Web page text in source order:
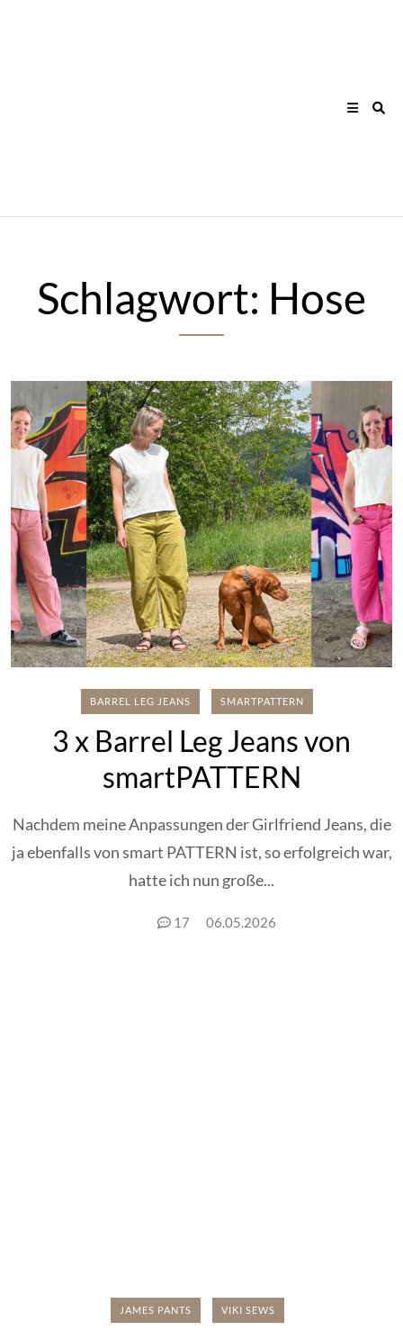
Schlagwort: Hose
BARREL LEG JEANS SMARTPATTERN
3 x Barrel Leg Jeans von
smartPATTERN
Nachdem meine Anpassungen der Girlfriend Jeans, die
ja ebenfalls von smart PATTERN ist, so erfolgreich war,
hatte ich nun große...
17 06.05.2026
JAMES PANTS VIKI SEWS